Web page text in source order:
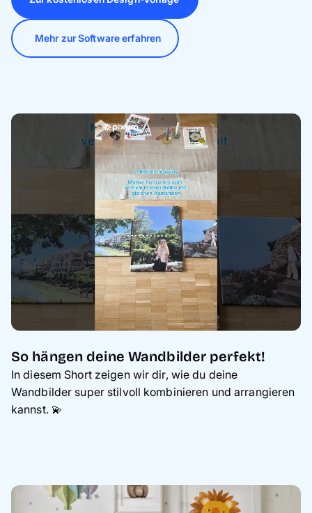
Mehr zur Software erfahren
So hängen deine Wandbilder perfekt!
In diesem Short zeigen wir dir, wie du deine
Wandbilder super stilvoll kombinieren und arrangieren
kannst. 💫